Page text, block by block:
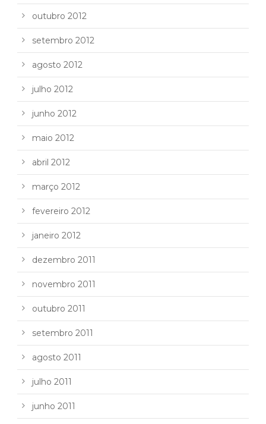
outubro 2012
setembro 2012
agosto 2012
julho 2012
junho 2012
maio 2012
abril 2012
março 2012
fevereiro 2012
janeiro 2012
dezembro 2011
novembro 2011
outubro 2011
setembro 2011
agosto 2011
julho 2011
junho 2011